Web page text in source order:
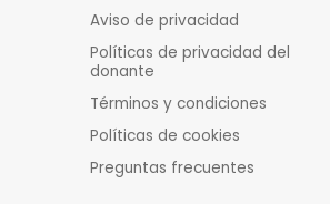
Aviso de privacidad
Políticas de privacidad del
donante
Términos y condiciones
Políticas de cookies
Preguntas frecuentes